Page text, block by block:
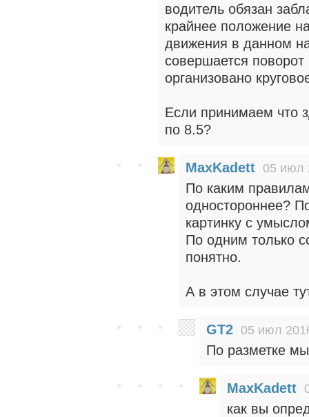
водитель обязан
крайнее положение
движения в данном
совершается поворот
организовано
Если принимаем что
по 8.5?
MaxKadett 05 июл
По каким
одностороннее?
картинку с
По одним только
понятно.
А в этом случае
GT2 05 июл
По разметке
MaxKadett
как вы